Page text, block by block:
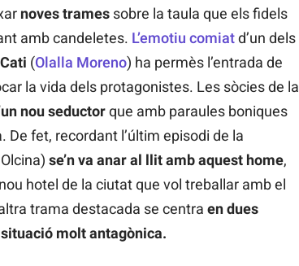
noves tramessobre la taula que els fidels
amb candeletes. L’emotiu comiatd’un dels
Cati (Olalla Moreno) ha permès l’entrada de
la vida dels protagonistes. Les sòcies de la
nou seductorque amb paraules boniques
De fet, recordant l’últim episodi de la
se’n va anar al llit amb aquest home,
hotel de la ciutat que vol treballar amb el
trama destacada se centra en dues
molt antagònica.